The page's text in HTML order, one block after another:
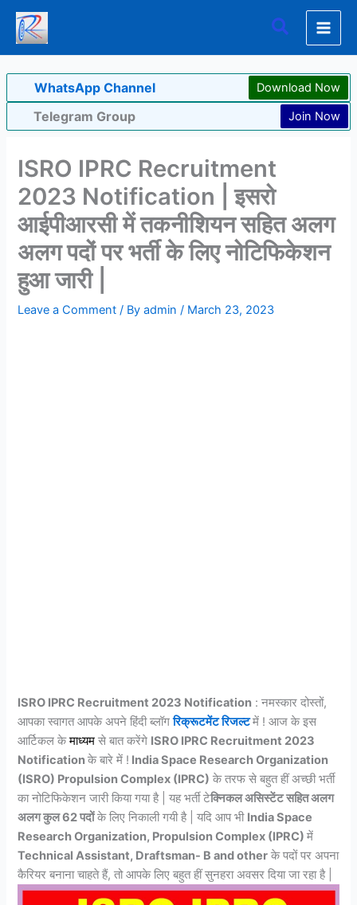
Skip
content
Search
WhatsApp Channel Download Now
Telegram Group Join Now
ISRO IPRC Recruitment
2023 Notification | इसरो
आईपीआरसी में तकनीशियन सहित अलग
अलग पदों पर भर्ती के लिए नोटिफिकेशन
हुआ जारी |
Leave a Comment / Byadmin/ March 23, 2023
ISRO IPRC Recruitment 2023 Notification : नमस्कार दोस्तों,
आपका स्वागत आपके अपने हिंदी ब्लॉगरिक्रूटमेंट रिजल्टमें ! आज के इस
आर्टिकल केमाध्यमसे बात करेंगे ISRO IPRC Recruitment 2023
Notificationके बारे में ! India Space Research Organization
(ISRO) Propulsion Complex (IPRC) के तरफ से बहुत हीं अच्छी भर्ती
का नोटिफिकेशन जारी किया गया है | यह भर्ती टेक्निकल असिस्टेंट सहित अलग
अलग कुल 62 पदोंके लिए निकाली गयी है | यदि आप भी India Space
Research Organization, Propulsion Complex (IPRC)में
Technical Assistant, Draftsman- B and other के पदों पर अपना
कैरियर बनाना चाहते हैं, तो आपके लिए बहुत हीं सुनहरा अवसर दिया जा रहा है |